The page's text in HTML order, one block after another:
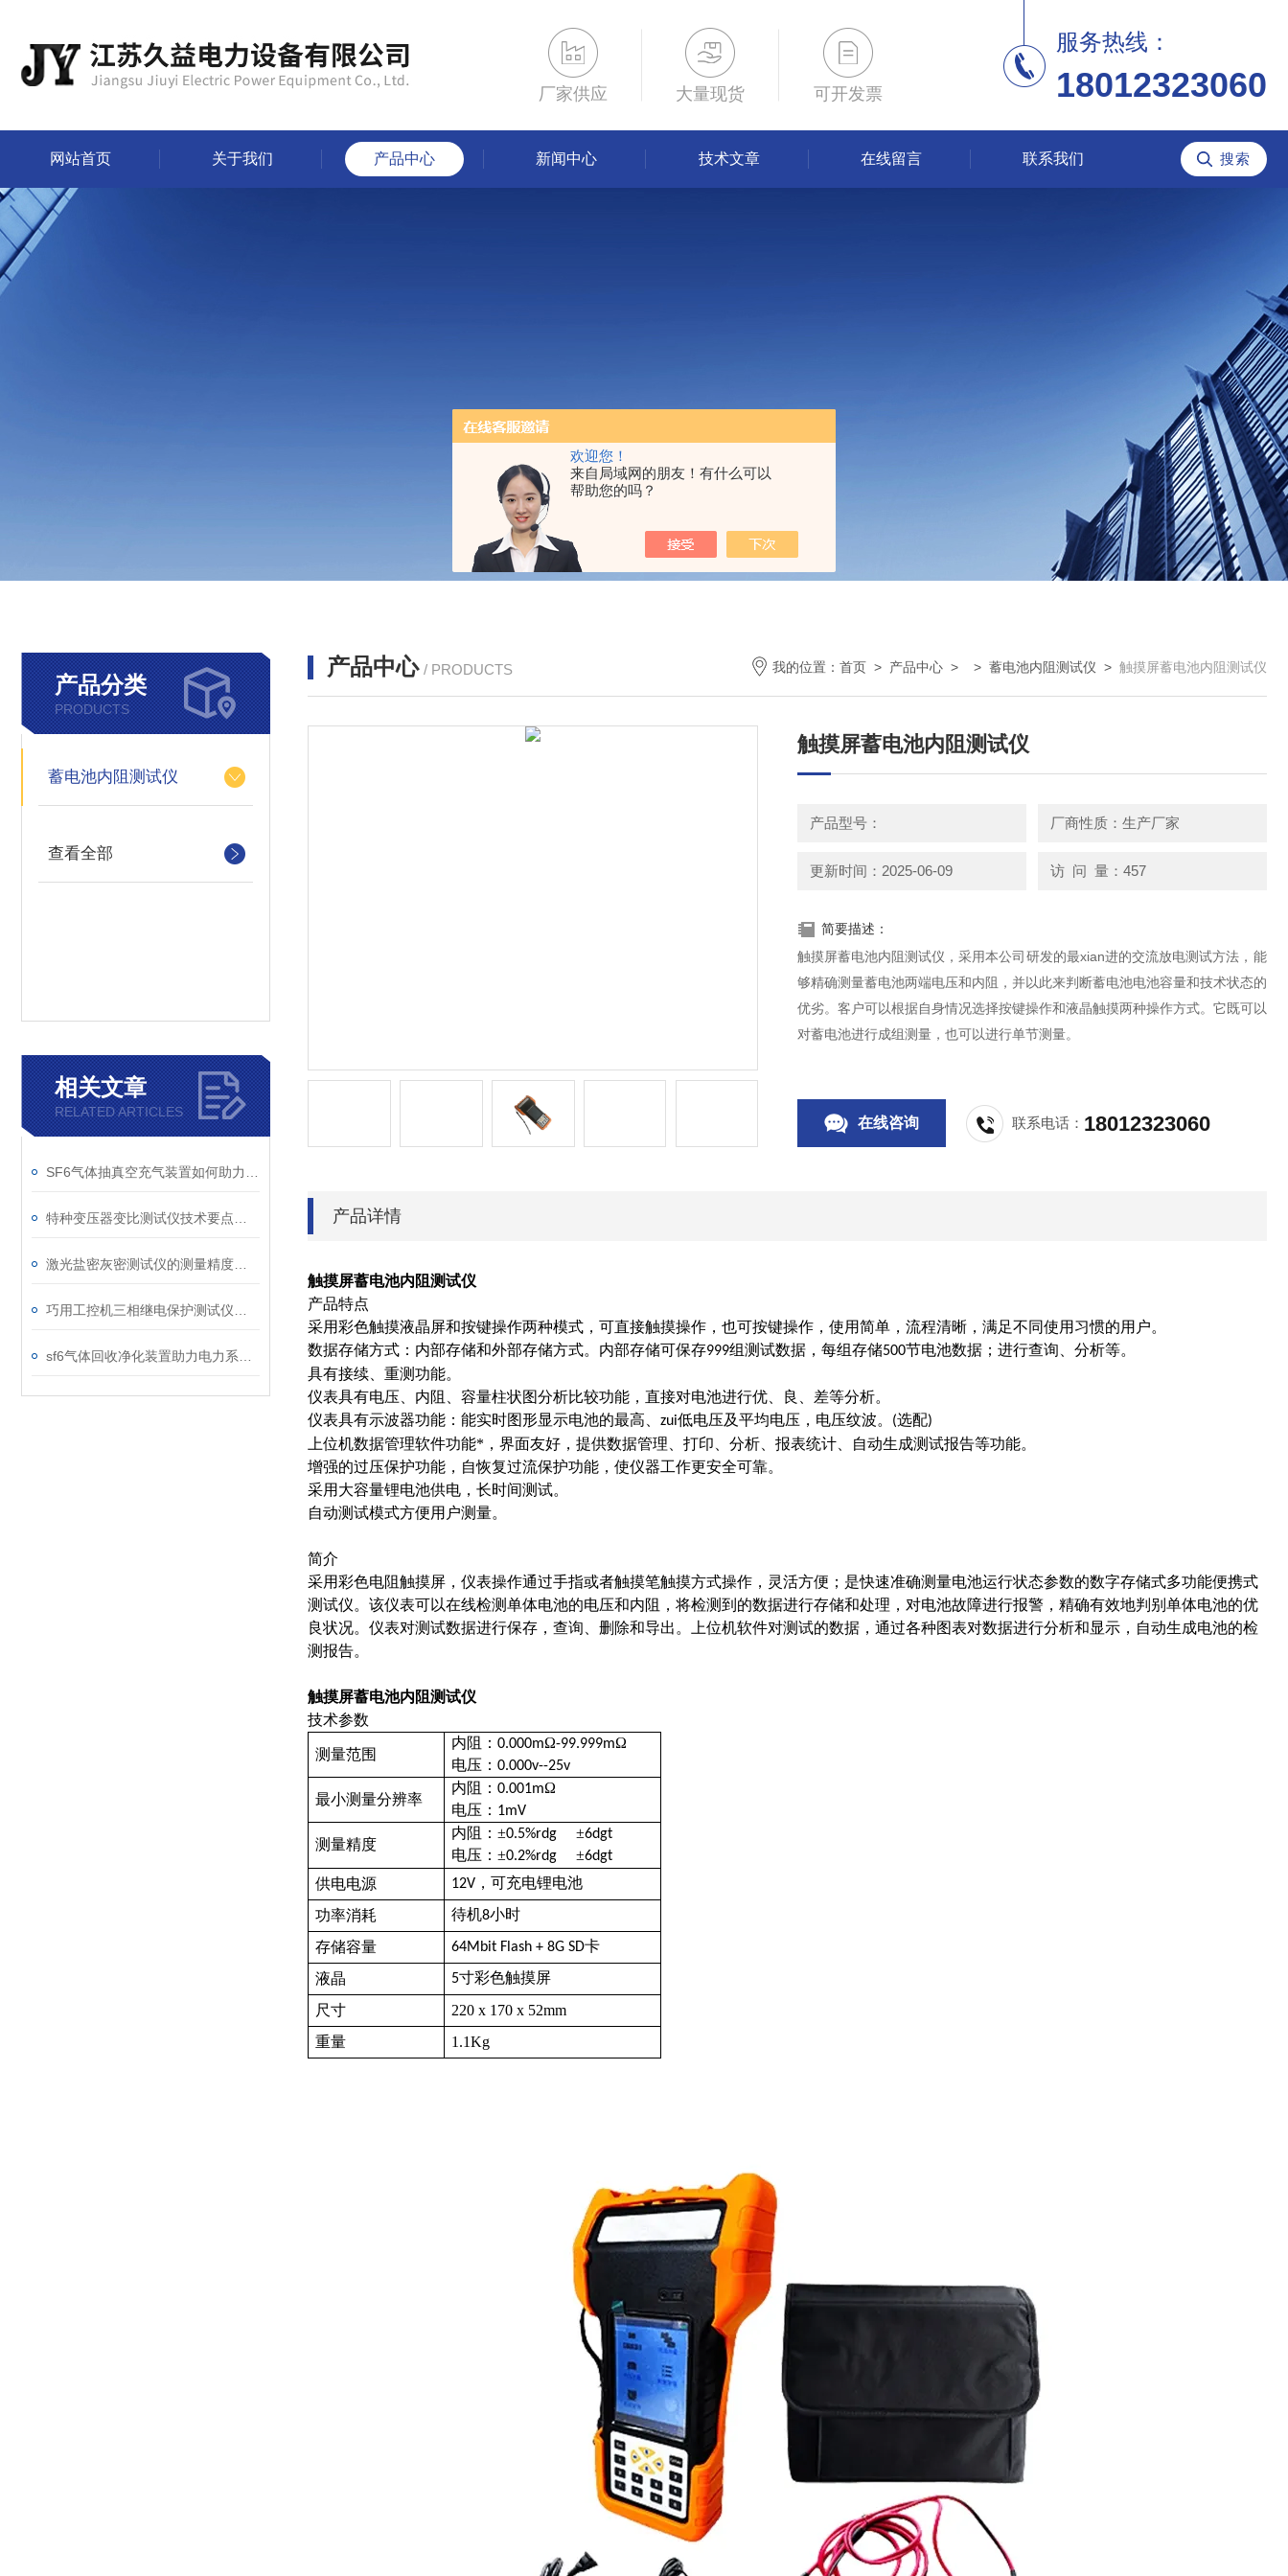
欢迎您！
来自局域网的朋友！有什么可以
帮助您的吗？
厂家供应 大量现货 可开发票
服务热线：
18012323060
网站首页 关于我们 产品中心 新闻中心 技术文章 在线留言 联系我们
产品分类
PRODUCTS
蓄电池内阻测试仪
查看全部
相关文章
RELATED ARTICLES
产品中心 / PRODUCTS 我的位置： 首页 > 产品中心 > > 蓄电池内阻测试仪 > 触摸屏蓄电池内阻测试仪
触摸屏蓄电池内阻测试仪
产品型号： 厂商性质：生产厂家
更新时间：2025-06-09 访 问 量：457
简要描述：
触摸屏蓄电池内阻测试仪，采用本公司研发的最xian进的交流放电测试方法，能
够精确测量蓄电池两端电压和内阻，并以此来判断蓄电池电池容量和技术状态的
优劣。客户可以根据自身情况选择按键操作和液晶触摸两种操作方式。它既可以
对蓄电池进行成组测量，也可以进行单节测量。
在线咨询 联系电话： 18012323060
产品详情
触摸屏蓄电池内阻测试仪
产品特点
采用彩色触摸液晶屏和按键操作两种模式，可直接触摸操作，也可按键操作，使用简单，流程清晰，满足不同使用习惯的用户。
数据存储方式：内部存储和外部存储方式。内部存储可保存999组测试数据，每组存储500节电池数据；进行查询、分析等。
具有接续、重测功能。
仪表具有电压、内阻、容量柱状图分析比较功能，直接对电池进行优、良、差等分析。
仪表具有示波器功能：能实时图形显示电池的最高、 zui低电压及平均电压，电压纹波。 (选配)
上位机数据管理软件功能*，界面友好，提供数据管理、打印、分析、报表统计、自动生成测试报告等功能。
增强的过压保护功能，自恢复过流保护功能，使仪器工作更安全可靠。
采用大容量锂电池供电，长时间测试。
自动测试模式方便用户测量。
简介
采用彩色电阻触摸屏，仪表操作通过手指或者触摸笔触摸方式操作，灵活方便；是快速准确测量电池运行状态参数的数字存储式多功能便携式
测试仪。该仪表可以在线检测单体电池的电压和内阻，将检测到的数据进行存储和处理，对电池故障进行报警，精确有效地判别单体电池的优
良状况。仪表对测试数据进行保存，查询、删除和导出。上位机软件对测试的数据，通过各种图表对数据进行分析和显示，自动生成电池的检
测报告。
触摸屏蓄电池内阻测试仪
技术参数
测量范围
内阻： 0.000mΩ-99.999mΩ
电压： 0.000v--25v
最小测量分辨率
内阻： 0.001mΩ
电压： 1mV
测量精度
内阻：±0.5%rdg ±6dgt
电压：±0.2%rdg ±6dgt
供电电源 12V ，可充电锂电池
功率消耗
待机8小时
存储容量
64Mbit Flash + 8G SD卡
液晶
5寸彩色触摸屏
尺寸
220 x 170 x 52mm
重量
1.1Kg